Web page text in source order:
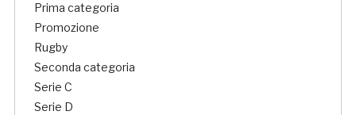
Prima categoria
Promozione
Rugby
Seconda categoria
Serie C
Serie D